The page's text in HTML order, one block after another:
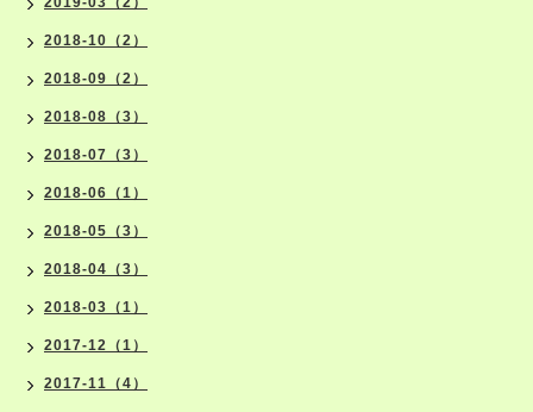
2018-10（2）
2018-09（2）
2018-08（3）
2018-07（3）
2018-06（1）
2018-05（3）
2018-04（3）
2018-03（1）
2017-12（1）
2017-11（4）